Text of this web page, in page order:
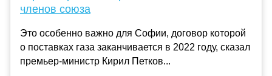
членов союза
Это особенно важно для Софии, договор которой
о поставках газа заканчивается в 2022 году, сказал
премьер-министр Кирил Петков...